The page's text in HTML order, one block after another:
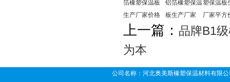
箔橡塑保温板
生产厂家价格
铝箔橡塑保温
板生产厂家
塑保温板
厂家平方
上一篇： 品牌B1
为本
公司名称：河北奥美斯橡塑保温材料有